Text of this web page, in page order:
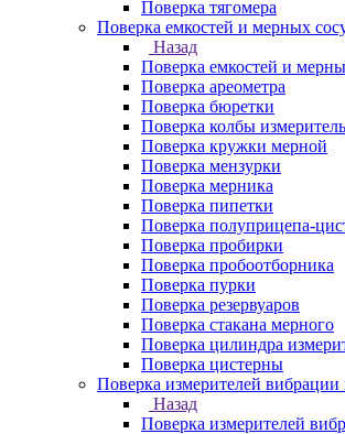
Поверка тягомера
Поверка емкостей и мерных
Назад
Поверка емкостей и
Поверка ареометра
Поверка бюретки
Поверка колбы
Поверка кружки мерной
Поверка мензурки
Поверка мерника
Поверка пипетки
Поверка полуприцепа-
Поверка пробирки
Поверка пробоотборника
Поверка пурки
Поверка резервуаров
Поверка стакана мерного
Поверка цилиндра
Поверка цистерны
Поверка измерителей вибрации
Назад
Поверка измерителей